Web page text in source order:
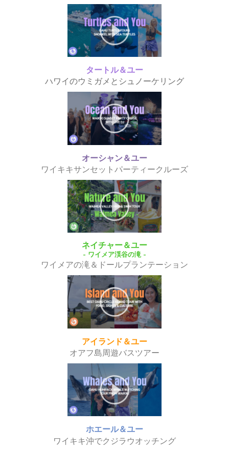
タートル＆ユー
ハワイのウミガメとシュノーケリング
オーシャン＆ユー
ワイキキサンセットパーティークルーズ
ネイチャー＆ユー
- ワイメア渓谷の滝 -
ワイメアの滝＆ドールプランテーション
アイランド＆ユー
オアフ島周遊バスツアー
ホエール＆ユー
ワイキキ沖でクジラウオッチング